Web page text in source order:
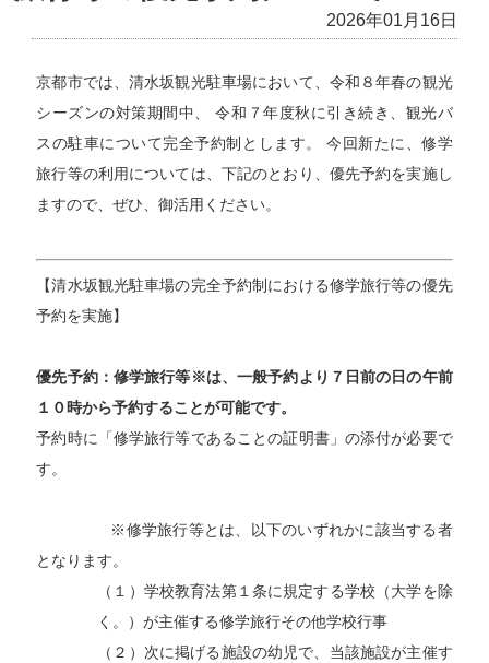
2026年01月16日
京都市では、清水坂観光駐車場において、令和８年春の観光
シーズンの対策期間中、 令和７年度秋に引き続き、観光バ
スの駐車について完全予約制とします。 今回新たに、修学
旅行等の利用については、下記のとおり、優先予約を実施し
ますので、ぜひ、御活用ください。
【清水坂観光駐車場の完全予約制における修学旅行等の優先
予約を実施】
優先予約：修学旅行等※は、一般予約より７日前の日の午前
１０時から予約することが可能です。
予約時に「修学旅行等であることの証明書」の添付が必要で
す。
※修学旅行等とは、以下のいずれかに該当する者
となります。
（１）学校教育法第１条に規定する学校（大学を除
く。）が主催する修学旅行その他学校行事
（２）次に掲げる施設の幼児で、当該施設が主催す